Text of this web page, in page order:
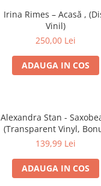
Irina Rimes – Acasă ,
Vinil)
250,00 Lei
ADAUGA IN COS
Alexandra Stan -
(Transparent Vinyl,
Tracks) ) (Disc Vinil)
139,99 Lei
ADAUGA IN COS